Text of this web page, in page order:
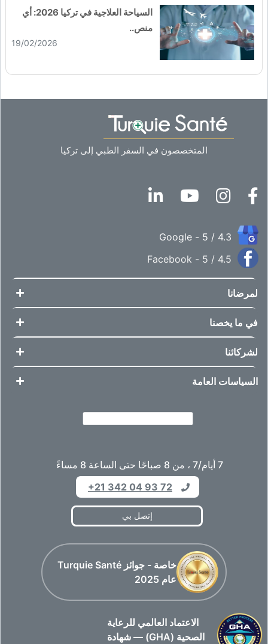
السياحة العلاجية في تركيا 2026: أي
منص..
19/02/2026
المتخصصون في السفر الطبي إلى تركيا
4.3 / 5 - Google
4.5 / 5 - Facebook
لمرضانا
في ما يخصنا
لشركائنا
السياسات العامة
7 أيام/7 ، من 8 صباحًا حتى الساعة 8 مساءً
+21 342 04 93 72
إتصل بي
خاصة - جوائز Turquie Santé
عام 2025
الاعتماد العالمي للرعاية
الصحية (GHA) — شهادة